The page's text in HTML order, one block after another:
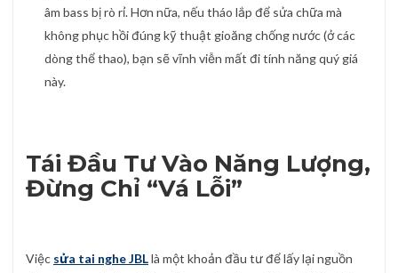
âm bass bị rò rỉ. Hơn nữa, nếu tháo lắp để sửa chữa mà
không phục hồi đúng kỹ thuật gioăng chống nước (ở các
dòng thể thao), bạn sẽ vĩnh viễn mất đi tính năng quý giá
này.
Tái Đầu Tư Vào Năng Lượng,
Đừng Chỉ “Vá Lỗi”
Việc sửa tai nghe JBLlà một khoản đầu tư để lấy lại nguồn